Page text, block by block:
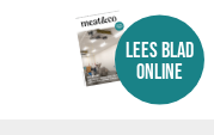
LEES BLAD
ONLINE